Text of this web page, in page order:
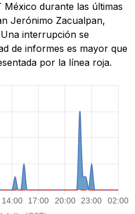
México durante las últimas
Jerónimo Zacualpan,
interrupción se
de informes es mayor que
por la línea roja.